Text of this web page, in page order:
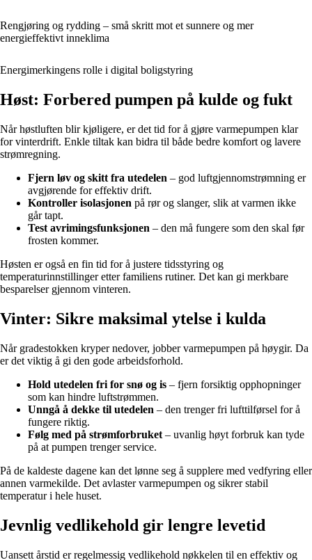
Rengjøring og rydding – små skritt mot et sunnere og mer
energieffektivt inneklima
Energimerkingens rolle i digital boligstyring
Høst: Forbered pumpen på kulde og fukt
Når høstluften blir kjøligere, er det tid for å gjøre varmepumpen klar
for vinterdrift. Enkle tiltak kan bidra til både bedre komfort og lavere
strømregning.
Fjern løv og skitt fra utedelen – god luftgjennomstrømning er
avgjørende for effektiv drift.
Kontroller isolasjonen på rør og slanger, slik at varmen ikke
går tapt.
Test avrimingsfunksjonen – den må fungere som den skal før
frosten kommer.
Høsten er også en fin tid for å justere tidsstyring og
temperaturinnstillinger etter familiens rutiner. Det kan gi merkbare
besparelser gjennom vinteren.
Vinter: Sikre maksimal ytelse i kulda
Når gradestokken kryper nedover, jobber varmepumpen på høygir. Da
er det viktig å gi den gode arbeidsforhold.
Hold utedelen fri for snø og is – fjern forsiktig opphopninger
som kan hindre luftstrømmen.
Unngå å dekke til utedelen – den trenger fri lufttilførsel for å
fungere riktig.
Følg med på strømforbruket – uvanlig høyt forbruk kan tyde
på at pumpen trenger service.
På de kaldeste dagene kan det lønne seg å supplere med vedfyring eller
annen varmekilde. Det avlaster varmepumpen og sikrer stabil
temperatur i hele huset.
Jevnlig vedlikehold gir lengre levetid
Uansett årstid er regelmessig vedlikehold nøkkelen til en effektiv og